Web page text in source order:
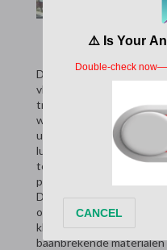
De wereldwijde export
vliegtuigen is meer dan
transactie; het is de
winderige heuvels van
uitgestrekte vlaktes van
luchten boven de
toestellen zijn de eerste
piloten als topsporters op
Deze
onwrikbare toewijding aan
klassieke
baanbrekende